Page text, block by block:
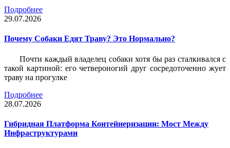
Подробнее
29.07.2026
Почему Собаки Едят Траву? Это Нормально?
Почти каждый владелец собаки хотя бы раз сталкивался с
такой картиной: его четвероногий друг сосредоточенно жует
траву на прогулке
Подробнее
28.07.2026
Гибридная Платформа Контейнеризации: Мост Между
Инфраструктурами